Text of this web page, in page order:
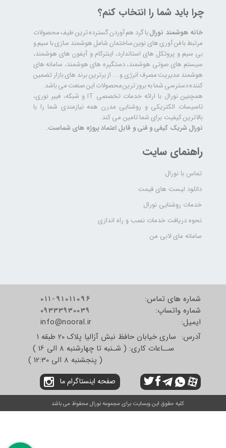
راهنمای سایت
تماس با نورال
دانلود لیست های قیمت
خدمات روشنایی نورال
نحوه دریافت خدمات نصب و راه اندازی
سامانه مای لابی من
چرا باید شما را انتخاب کنم؟
خانه هوشمند نورالبا گرد هم آوردن گسترده ترین طیف محصولات
مرتبط با فن آوری های نوین ساختمان شامل هوشمند سازی با سیم و
بی سیم و پروتکل های استاندارد، اینترکام و آیفون های هوشمند،
سیستم های صوتی هوشمند، دستگیره های هوشمند، سامانه های
هوشمند مدیریت مصرف انرژی و ... از برترین برند های بازار تضمین
کننده دسترسی شما به بروز ترین محصولات این صنعت می باشد.
همچنین نورال با ارائه خدمات تخصصی IT و شبکه، فیبر نوری،
تاسیسات الکتریکی و روشنایی مدرن همه نیازمندی شما را با
بالاترین کیفیت برای شما تامین می کند.
نورال شریک کیفی و فنی و قابل اعتماد پروژه های شماست.
شماره های تماس:
شماره واتساپ:
​​​​​​​ایمیل:
011-91011096
09333930039
info@nooral.ir
آدرس: ساری خیابان حافظ نبش آزالیا پلاک 20 طبقه 1
ســاعات کاری: ( شـنبه تا چهارشنبه 8 الی 16 )
( پنجشنبه 8 الی 12:30 )
صفحه اینستاگرام ما
کلیه حقوق این وبسایت برای مجموعه نورال محفوظ می باشد